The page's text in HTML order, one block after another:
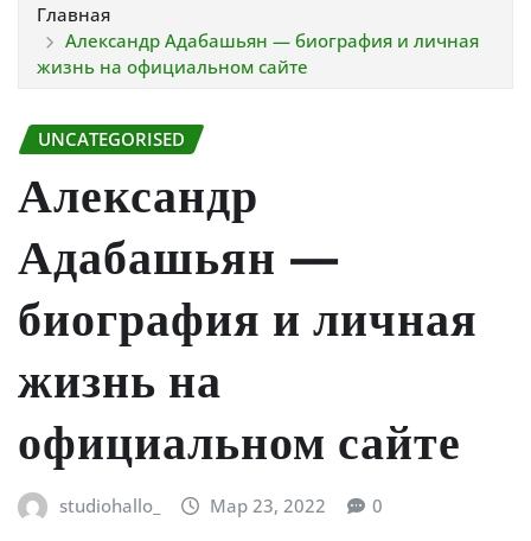
Главная
Александр Адабашьян — биография и личная
жизнь на официальном сайте
UNCATEGORISED
Александр
Адабашьян —
биография и личная
жизнь на
официальном сайте
studiohallo_ Мар 23, 2022 0